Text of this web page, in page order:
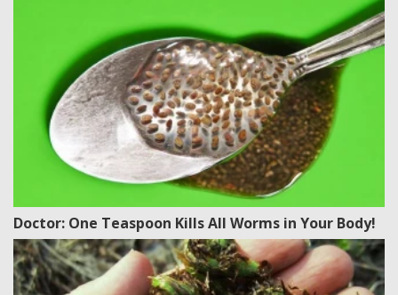
Doctor: One Teaspoon Kills All Worms in Your Body!